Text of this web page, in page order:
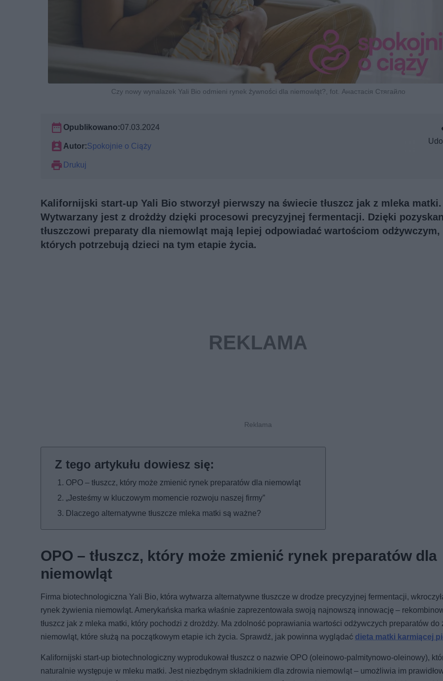
Czy nowy wynalazek Yali Bio odmieni rynek żywności dla niemowląt?, fot. Анастасія Стягайло
Opublikowano:07.03.2024
Autor:Spokojnie o Ciąży
Drukuj
Kalifornijski start-up Yali Bio stworzył pierwszy na świecie tłuszcz jak z mleka matki.
Wytwarzany jest z drożdży dzięki procesowi precyzyjnej fermentacji. Dzięki
tłuszczowi preparaty dla niemowląt mają lepiej odpowiadać wartościom odżywczym,
których potrzebują dzieci na tym etapie życia.
OPO – tłuszcz, który może zmienić rynek preparatów dla niemowląt
„Jesteśmy w kluczowym momencie rozwoju naszej firmy”
Dlaczego alternatywne tłuszcze mleka matki są ważne?
OPO – tłuszcz, który może zmienić rynek preparatów dla
niemowląt
Firma biotechnologiczna Yali Bio, która wytwarza alternatywne tłuszcze w drodze precyzyjnej fermentacji,
rynek żywienia niemowląt. Amerykańska marka właśnie zaprezentowała swoją najnowszą innowację –
tłuszcz jak z mleka matki, który pochodzi z drożdży. Ma zdolność poprawiania wartości odżywczych preparatów do
niemowląt, które służą na początkowym etapie ich życia. Sprawdź, jak powinna wyglądać dieta matki karmiącej
Kalifornijski start-up biotechnologiczny wyprodukował tłuszcz o nazwie OPO (oleinowo-palmitynowo-oleinowy),
naturalnie występuje w mleku matki. Jest niezbędnym składnikiem dla zdrowia niemowląt – umożliwia im